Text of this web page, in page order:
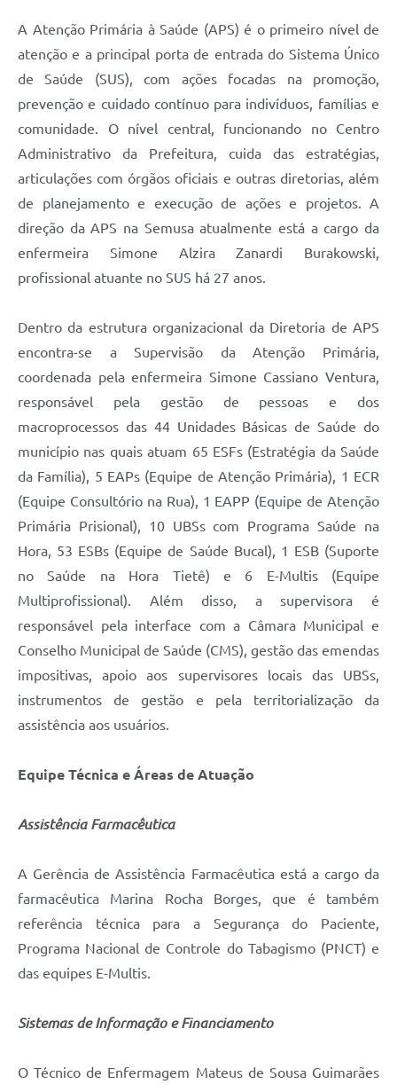
A Atenção Primária à Saúde (APS) é o primeiro nível de
atenção e a principal porta de entrada do Sistema Único
de Saúde (SUS), com ações focadas na promoção,
prevenção e cuidado contínuo para indivíduos, famílias e
comunidade. O nível central, funcionando no Centro
Administrativo da Prefeitura, cuida das estratégias,
articulações com órgãos oficiais e outras diretorias, além
de planejamento e execução de ações e projetos. A
direção da APS na Semusa atualmente está a cargo da
enfermeira Simone Alzira Zanardi Burakowski,
profissional atuante no SUS há 27 anos.
Dentro da estrutura organizacional da Diretoria de APS
encontra-se a Supervisão da Atenção Primária,
coordenada pela enfermeira Simone Cassiano Ventura,
responsável pela gestão de pessoas e dos
macroprocessos das 44 Unidades Básicas de Saúde do
município nas quais atuam 65 ESFs (Estratégia da Saúde
da Família), 5 EAPs (Equipe de Atenção Primária), 1 ECR
(Equipe Consultório na Rua), 1 EAPP (Equipe de Atenção
Primária Prisional), 10 UBSs com Programa Saúde na
Hora, 53 ESBs (Equipe de Saúde Bucal), 1 ESB (Suporte
no Saúde na Hora Tietê) e 6 E-Multis (Equipe
Multiprofissional). Além disso, a supervisora é
responsável pela interface com a Câmara Municipal e
Conselho Municipal de Saúde (CMS), gestão das emendas
impositivas, apoio aos supervisores locais das UBSs,
instrumentos de gestão e pela territorialização da
assistência aos usuários.
Equipe Técnica e Áreas de Atuação
Assistência Farmacêutica
A Gerência de Assistência Farmacêutica está a cargo da
farmacêutica Marina Rocha Borges, que é também
referência técnica para a Segurança do Paciente,
Programa Nacional de Controle do Tabagismo (PNCT) e
das equipes E-Multis.
Sistemas de Informação e Financiamento
O Técnico de Enfermagem Mateus de Sousa Guimarães